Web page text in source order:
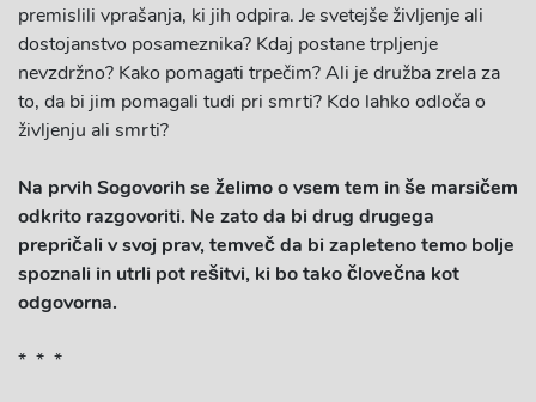
premislili vprašanja, ki jih odpira. Je svetejše življenje ali
dostojanstvo posameznika? Kdaj postane trpljenje
nevzdržno? Kako pomagati trpečim? Ali je družba zrela za
to, da bi jim pomagali tudi pri smrti? Kdo lahko odloča o
življenju ali smrti?
Na prvih Sogovorih se želimo o vsem tem in še marsičem
odkrito razgovoriti. Ne zato da bi drug drugega
prepričali v svoj prav, temveč da bi zapleteno temo bolje
spoznali in utrli pot rešitvi, ki bo tako človečna kot
odgovorna.
* * *